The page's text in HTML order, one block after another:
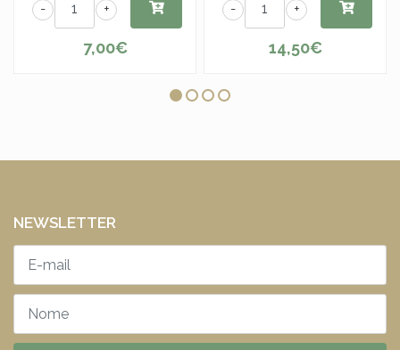
+
-
7,00€
+
-
14,50€
NEWSLETTER